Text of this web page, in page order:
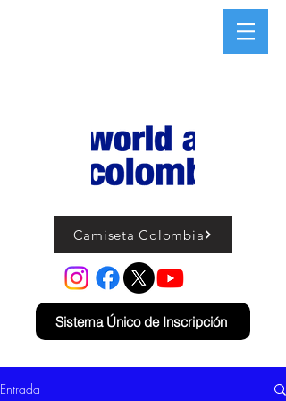
Camiseta Colombia
Sistema Único de Inscripción
Entrada